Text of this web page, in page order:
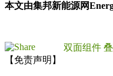
本文由集邦新能源网
双面组件
【免责声明】